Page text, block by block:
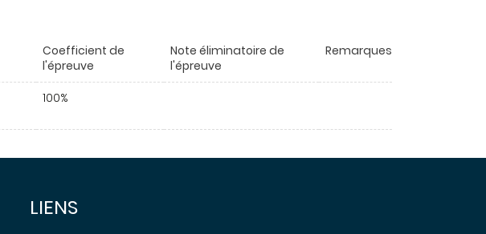
Coefficient de
l'épreuve
Note éliminatoire de
l'épreuve
Remarques
100%
LIENS